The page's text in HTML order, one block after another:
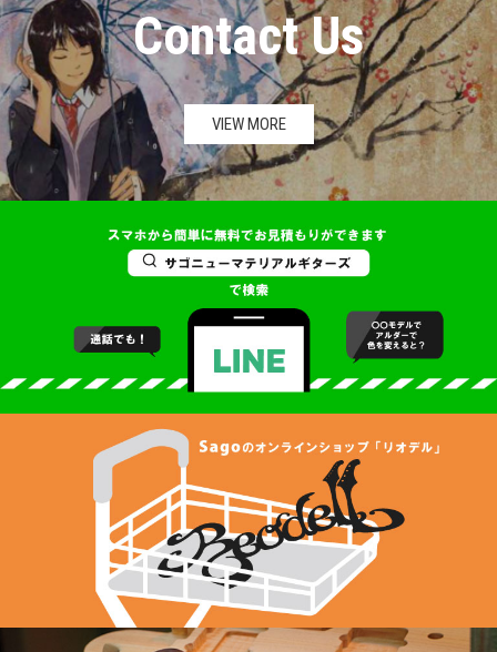
Contact Us
VIEW MORE